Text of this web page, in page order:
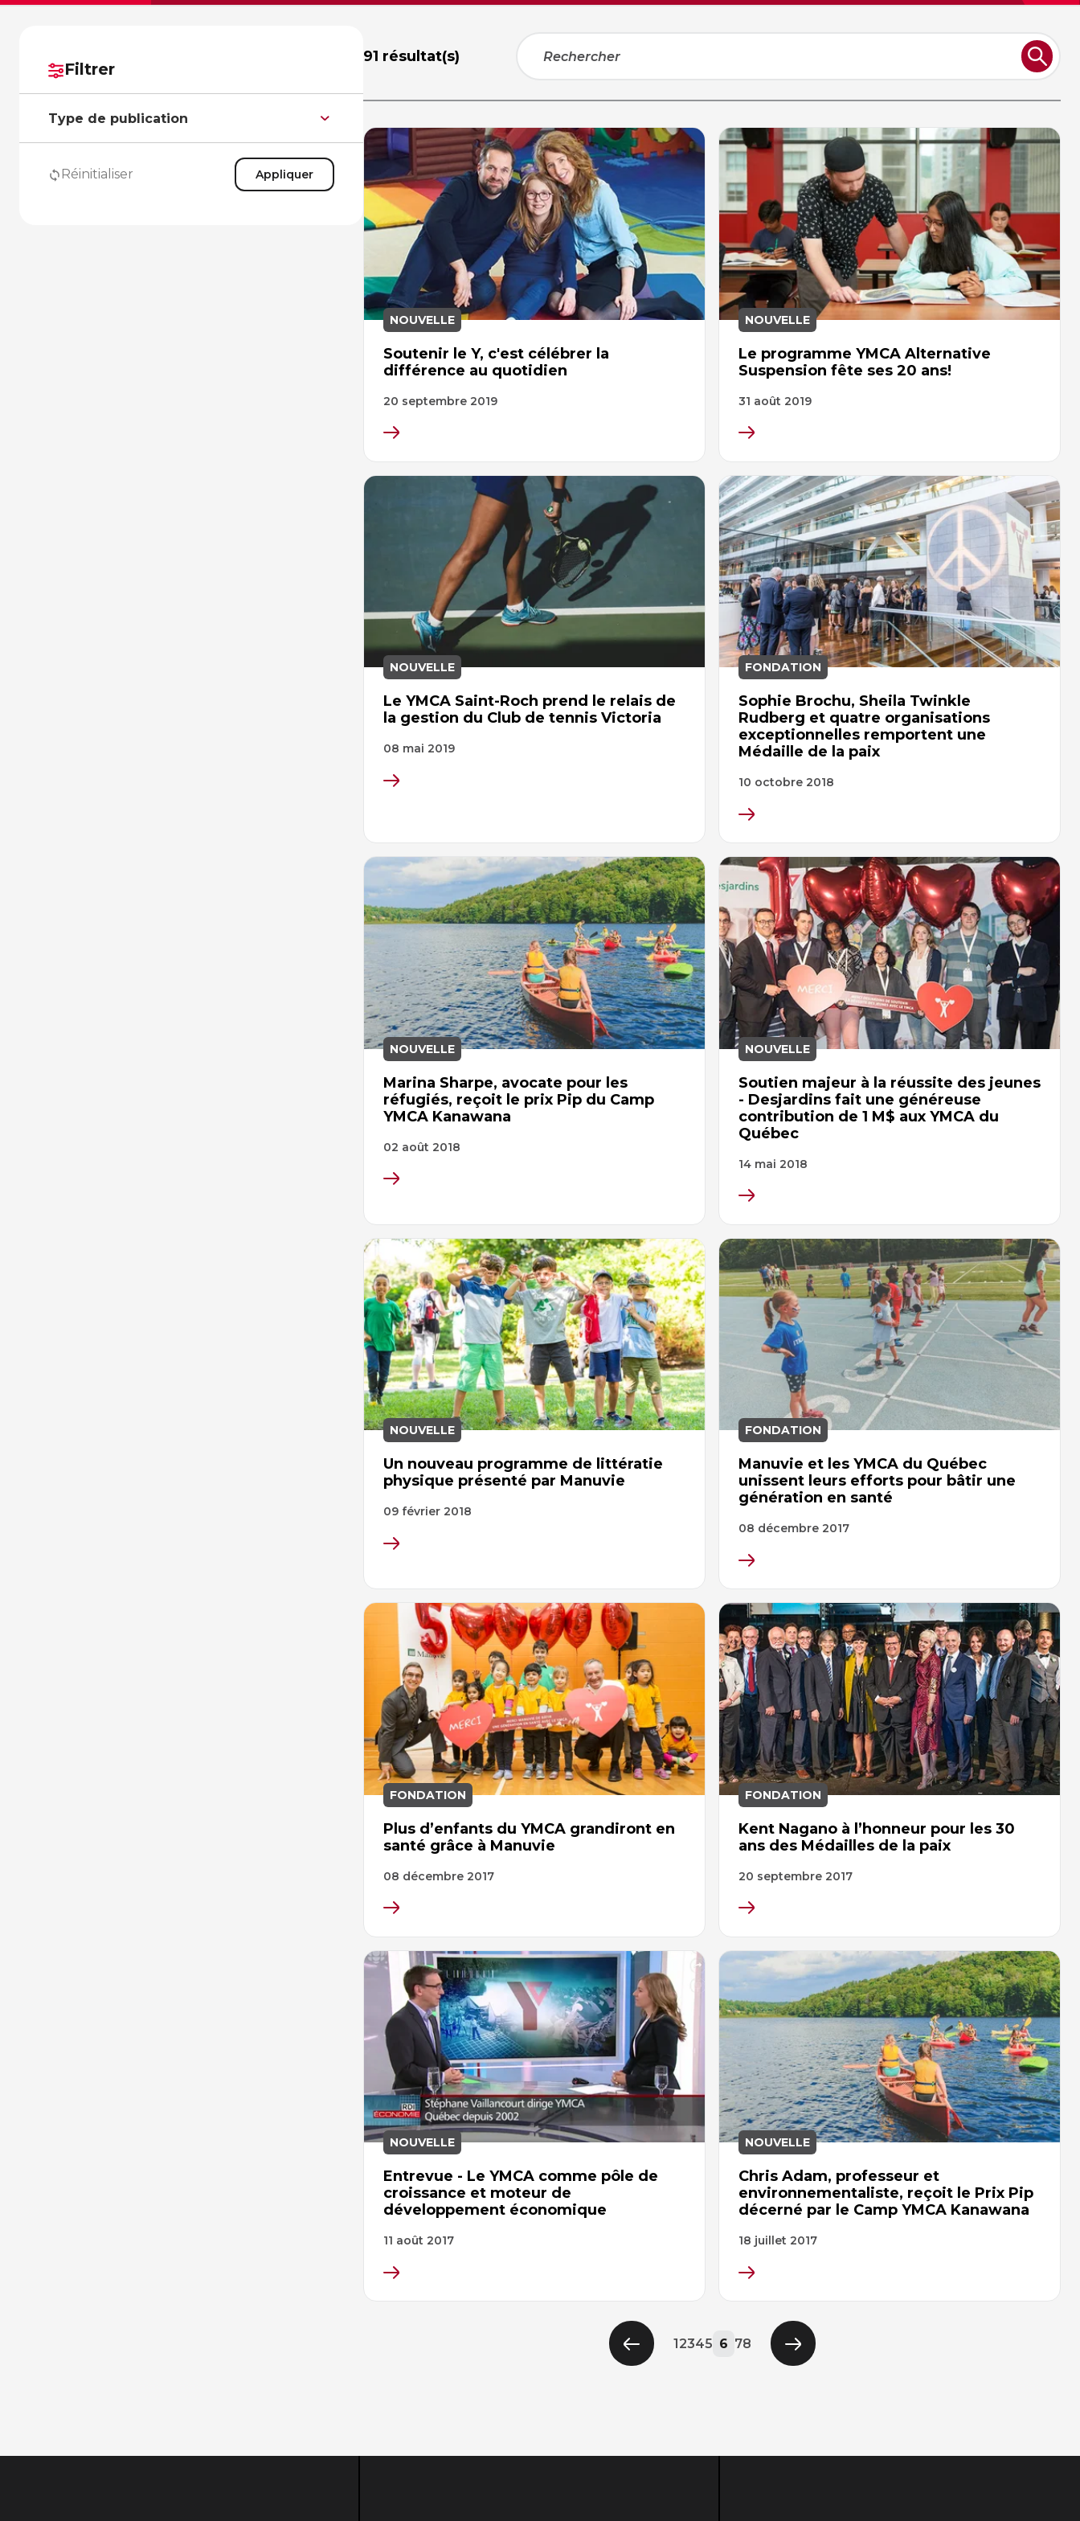
Filtrer
Type de publication
Réinitialiser Appliquer
91 résultat(s)
NOUVELLE
Soutenir le Y, c'est célébrer la
différence au quotidien
20 septembre 2019
NOUVELLE
Le programme YMCA Alternative
Suspension fête ses 20 ans!
31 août 2019
NOUVELLE
Le YMCA Saint-Roch prend le relais de
la gestion du Club de tennis Victoria
08 mai 2019
FONDATION
Sophie Brochu, Sheila Twinkle
Rudberg et quatre organisations
exceptionnelles remportent une
Médaille de la paix
10 octobre 2018
NOUVELLE
Marina Sharpe, avocate pour les
réfugiés, reçoit le prix Pip du Camp
YMCA Kanawana
02 août 2018
NOUVELLE
Soutien majeur à la réussite des jeunes
- Desjardins fait une généreuse
contribution de 1 M$ aux YMCA du
Québec
14 mai 2018
NOUVELLE
Un nouveau programme de littératie
physique présenté par Manuvie
09 février 2018
FONDATION
Manuvie et les YMCA du Québec
unissent leurs efforts pour bâtir une
génération en santé
08 décembre 2017
FONDATION
Plus d’enfants du YMCA grandiront en
santé grâce à Manuvie
08 décembre 2017
FONDATION
Kent Nagano à l’honneur pour les 30
ans des Médailles de la paix
20 septembre 2017
NOUVELLE
Entrevue - Le YMCA comme pôle de
croissance et moteur de
développement économique
11 août 2017
NOUVELLE
Chris Adam, professeur et
environnementaliste, reçoit le Prix Pip
décerné par le Camp YMCA Kanawana
18 juillet 2017
Page
Page
1Page
2Page
3Page
4Page
5 Vous
6 Page
7Page
8
Page